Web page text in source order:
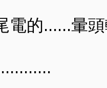
電的......暈